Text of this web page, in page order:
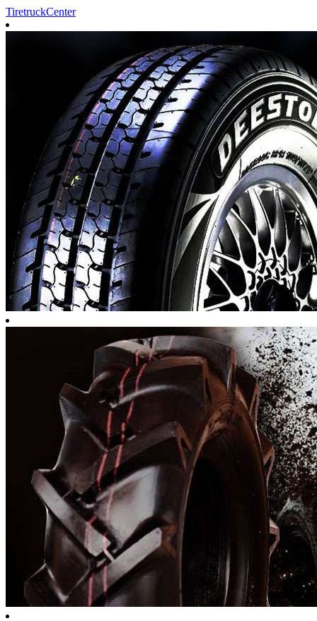
TiretruckCenter